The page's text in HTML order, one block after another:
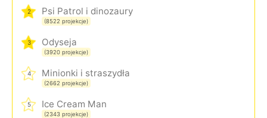
2 Psi Patrol i dinozaury
(8522 projekcje)
3 Odyseja
(3920 projekcje)
4 Minionki i straszydła
(2662 projekcje)
5 Ice Cream Man
(2343 projekcje)